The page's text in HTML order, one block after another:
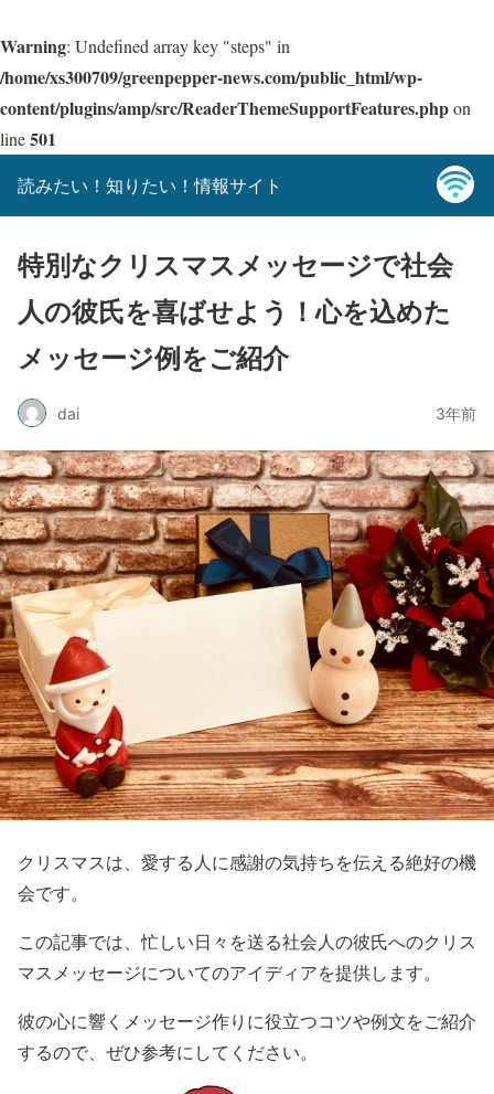
Warning: Undefined array key "steps" in
/home/xs300709/greenpepper-news.com/public_html/wp-
content/plugins/amp/src/ReaderThemeSupportFeatures.phpon
line501
読みたい！知りたい！情報サイト
特別なクリスマスメッセージで社会
人の彼氏を喜ばせよう！心を込めた
メッセージ例をご紹介
dai 3年前
クリスマスは、愛する人に感謝の気持ちを伝える絶好の機
会です。
この記事では、忙しい日々を送る社会人の彼氏へのクリス
マスメッセージについてのアイディアを提供します。
彼の心に響くメッセージ作りに役立つコツや例文をご紹介
するので、ぜひ参考にしてください。